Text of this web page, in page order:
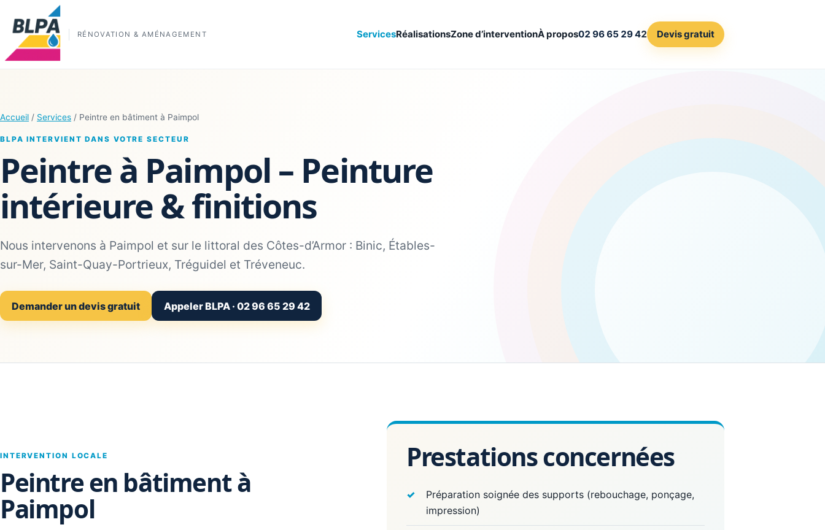
RÉNOVATION & AMÉNAGEMENT ServicesRéalisationsZone d’interventionÀ propos02 96 65 29 42 Devis gratuit
Accueil / Services / Peintre en bâtiment à Paimpol
BLPA INTERVIENT DANS VOTRE SECTEUR
Peintre à Paimpol – Peinture
intérieure & finitions
Nous intervenons à Paimpol et sur le littoral des Côtes-d’Armor : Binic, Étables-
sur-Mer, Saint-Quay-Portrieux, Tréguidel et Tréveneuc.
Demander un devis gratuit Appeler BLPA · 02 96 65 29 42
INTERVENTION LOCALE
Peintre en bâtiment à
Paimpol
Prestations concernées
Préparation soignée des supports (rebouchage, ponçage,
impression)